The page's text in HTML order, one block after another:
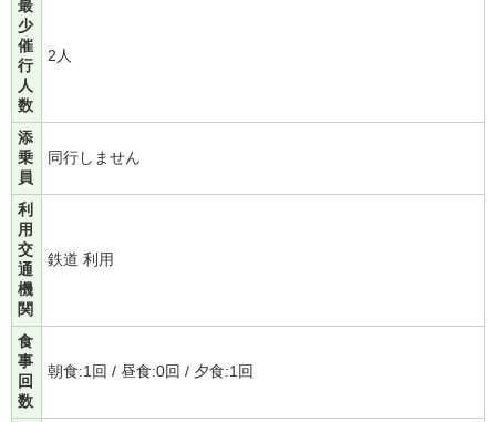
最
少
催
行
人
数
2人
添
乗
員
同行しません
利
用
交
通
機
関
鉄道 利用
食
事
回
数
朝食:1回 / 昼食:0回 / 夕食:1回